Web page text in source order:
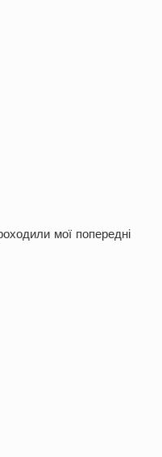
мої попередні